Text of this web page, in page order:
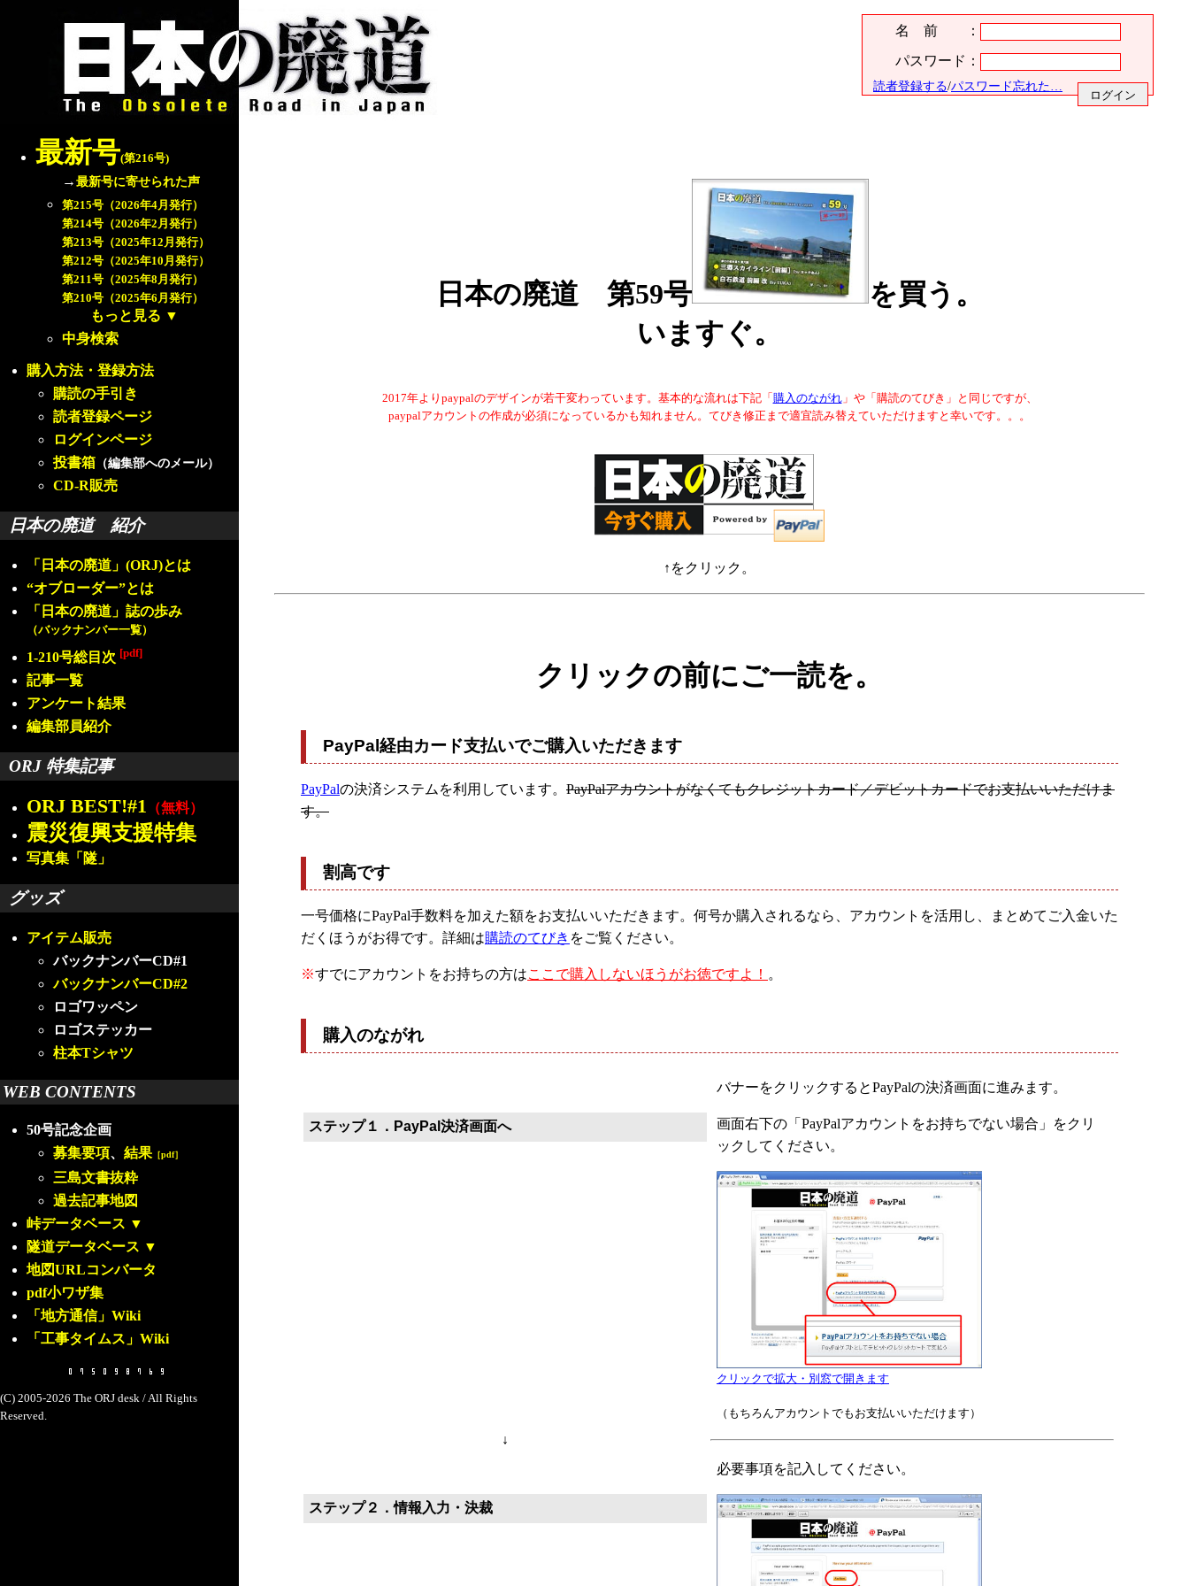
名 前 ：
パスワード：
読者登録する/パスワード忘れた…
最新号(第216号)
→最新号に寄せられた声
第215号（2026年4月発行）
第214号（2026年2月発行）
第213号（2025年12月発行）
第212号（2025年10月発行）
第211号（2025年8月発行）
第210号（2025年6月発行）
もっと見る ▼
中身検索
購入方法・登録方法
購読の手引き
読者登録ページ
ログインページ
投書箱 （編集部へのメール）
CD-R販売
日本の廃道 紹介
「日本の廃道」(ORJ)とは
“オブローダー”とは
「日本の廃道」誌の歩み
（バックナンバー一覧）
1-210号総目次 [pdf]
記事一覧
アンケート結果
編集部員紹介
ORJ 特集記事
ORJ BEST!#1 （無料）
震災復興支援特集
写真集「隧」
グッズ
アイテム販売
バックナンバーCD#1
バックナンバーCD#2
ロゴワッペン
ロゴステッカー
柱本Tシャツ
WEB CONTENTS
50号記念企画
募集要項、 結果 ［pdf］
三島文書抜粋
過去記事地図
峠データベース ▼
隧道データベース ▼
地図URLコンバータ
pdf小ワザ集
「地方通信」Wiki
「工事タイムス」Wiki
(C) 2005-2026 The ORJ desk / All Rights
Reserved.
日本の廃道 第59号
を買う。
いますぐ。
2017年よりpaypalのデザインが若干変わっています。基本的な流れは下記「 購入のながれ」や「購読のてびき」と同じですが、
paypalアカウントの作成が必須になっているかも知れません。てびき修正まで適宜読み替えていただけますと幸いです。。。
↑をクリック。
クリックの前にご一読を。
PayPal経由カード支払いでご購入いただきます
PayPalの決済システムを利用しています。 PayPalアカウントがなくてもクレジットカード／デビットカードでお支払いいただけま
す。
割高です
一号価格にPayPal手数料を加えた額をお支払いいただきます。何号か購入されるなら、アカウントを活用し、まとめてご入金いた
だくほうがお得です。詳細は購読のてびき をご覧ください。
※すでにアカウントをお持ちの方はここで購入しないほうがお徳ですよ！ 。
購入のながれ
ステップ１．PayPal決済画面へ
バナーをクリックするとPayPalの決済画面に進みます。
画面右下の「PayPalアカウントをお持ちでない場合」をクリ
ックしてください。
クリックで拡大・別窓で開きます
（もちろんアカウントでもお支払いいただけます）
↓
ステップ２．情報入力・決裁
必要事項を記入してください。